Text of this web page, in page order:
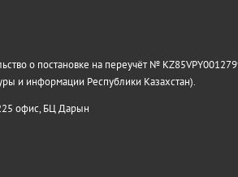
о постановке на переучёт №
и информации Республики Казахстан).
офис, БЦ Дарын